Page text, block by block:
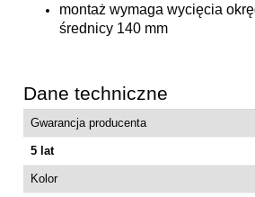
montaż wymaga wycięcia
średnicy 140 mm
Dane techniczne
Gwarancja producenta
5 lat
Kolor